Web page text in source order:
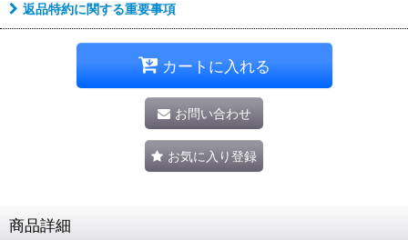
返品特約に関する重要事項
カートに入れる
お問い合わせ
お気に入り登録
商品詳細